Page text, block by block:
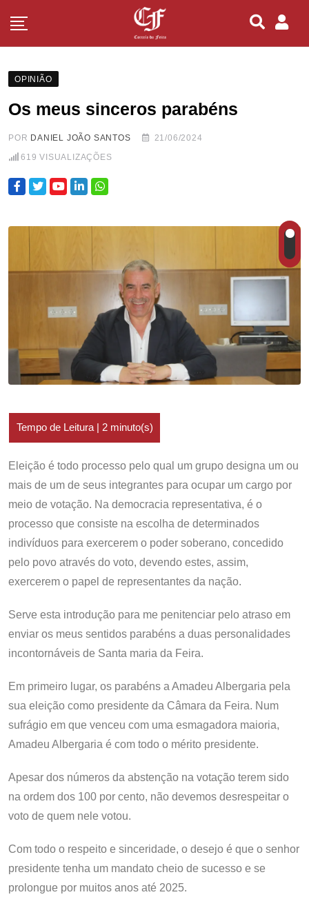
OPINIÃO
Os meus sinceros parabéns
POR DANIEL JOÃO SANTOS
21/06/2024
619 VISUALIZAÇÕES
Eleição é todo processo pelo qual um grupo designa um ou
mais de um de seus integrantes para ocupar um cargo por
meio de votação. Na democracia representativa, é o
processo que consiste na escolha de determinados
indivíduos para exercerem o poder soberano, concedido
pelo povo através do voto, devendo estes, assim,
exercerem o papel de representantes da nação.
Serve esta introdução para me penitenciar pelo atraso em
enviar os meus sentidos parabéns a duas personalidades
incontornáveis de Santa maria da Feira.
Em primeiro lugar, os parabéns a Amadeu Albergaria pela
sua eleição como presidente da Câmara da Feira. Num
sufrágio em que venceu com uma esmagadora maioria,
Amadeu Albergaria é com todo o mérito presidente.
Apesar dos números da abstenção na votação terem sido
na ordem dos 100 por cento, não devemos desrespeitar o
voto de quem nele votou.
Com todo o respeito e sinceridade, o desejo é que o senhor
presidente tenha um mandato cheio de sucesso e se
prolongue por muitos anos até 2025.